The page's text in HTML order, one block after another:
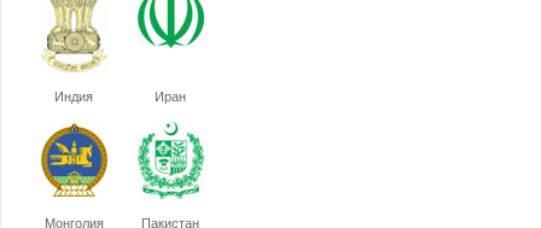
Индия Иран
Монголия Пакистан